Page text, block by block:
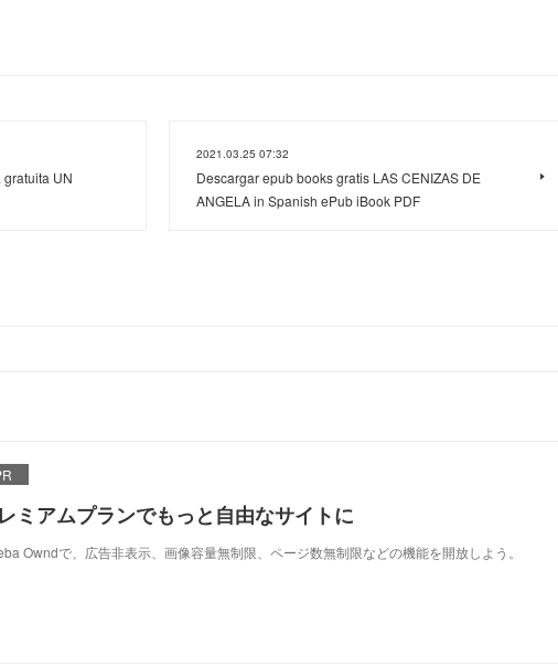
UN
2021.03.25 07:32
Descargar epub books gratis LAS CENIZAS DE
ANGELA in Spanish ePub iBook PDF
ミアムプランでもっと自由なサイトに
Owndで、広告非表示、画像容量無制限、ページ数無制限などの機能を開放しよう。